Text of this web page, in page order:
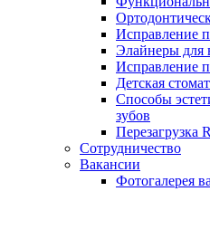
Исправление
Элайнеры для
Исправление
Детская
Способы
зубов
Перезагрузка
Сотрудничество
Вакансии
Фотогалерея